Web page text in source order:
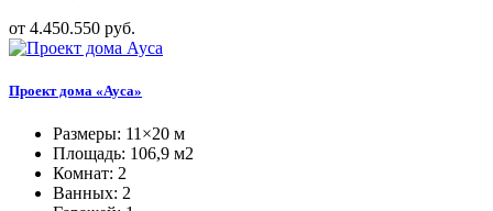
от 4.450.550 руб.
Проект дома «Ауса»
Размеры: 11×20 м
Площадь: 106,9 м2
Комнат: 2
Ванных: 2